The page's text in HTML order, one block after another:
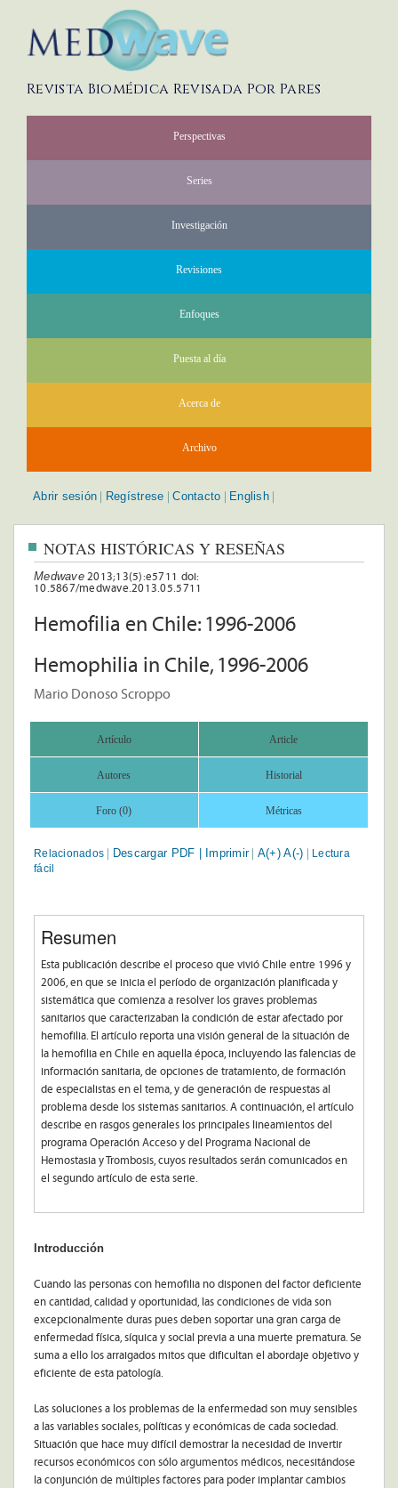
Revista Biomédica Revisada Por Pares
Perspectivas
Series
Investigación
Revisiones
Enfoques
Puesta al día
Acerca de
Archivo
Abrir sesión Regístrese |Contacto English
NOTAS HISTÓRICAS Y RESEÑAS
Medwave2013;13(5):e5711 doi:
10.5867/medwave.2013.05.5711
Hemofilia en Chile: 1996-2006
Hemophilia in Chile, 1996-2006
Mario Donoso Scroppo
Artículo Article
Autores Historial
Foro (0) Métricas
Relacionados Descargar PDF | Imprimir| A(+) A(-)
Lectura
fácil
Resumen
Esta publicación describe el proceso que vivió Chile entre 1996 y
2006, en que se inicia el período de organización planificada y
sistemática que comienza a resolver los graves problemas
sanitarios que caracterizaban la condición de estar afectado por
hemofilia. El artículo reporta una visión general de la situación de
la hemofilia en Chile en aquella época, incluyendo las falencias de
información sanitaria, de opciones de tratamiento, de formación
de especialistas en el tema, y de generación de respuestas al
problema desde los sistemas sanitarios. A continuación, el artículo
describe en rasgos generales los principales lineamientos del
programa Operación Acceso y del Programa Nacional de
Hemostasia y Trombosis, cuyos resultados serán comunicados en
el segundo artículo de esta serie.
Introducción
Cuando las personas con hemofilia no disponen del factor deficiente
en cantidad, calidad y oportunidad, las condiciones de vida son
excepcionalmente duras pues deben soportar una gran carga de
enfermedad física, síquica y social previa a una muerte prematura. Se
suma a ello los arraigados mitos que dificultan el abordaje objetivo y
eficiente de esta patología.
Las soluciones a los problemas de la enfermedad son muy sensibles
a las variables sociales, políticas y económicas de cada sociedad.
Situación que hace muy difícil demostrar la necesidad de invertir
recursos económicos con sólo argumentos médicos, necesitándose
la conjunción de múltiples factores para poder implantar cambios